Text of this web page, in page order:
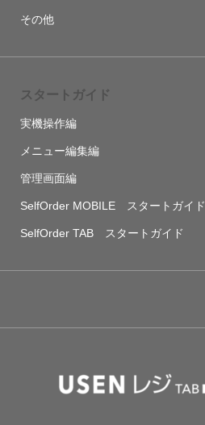
その他
スタートガイド
実機操作編
メニュー編集編
管理画面編
SelfOrder MOBILE スタートガイド
SelfOrder TAB スタートガイド